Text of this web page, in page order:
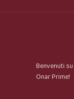
Benvenuti su
Onar Prime!